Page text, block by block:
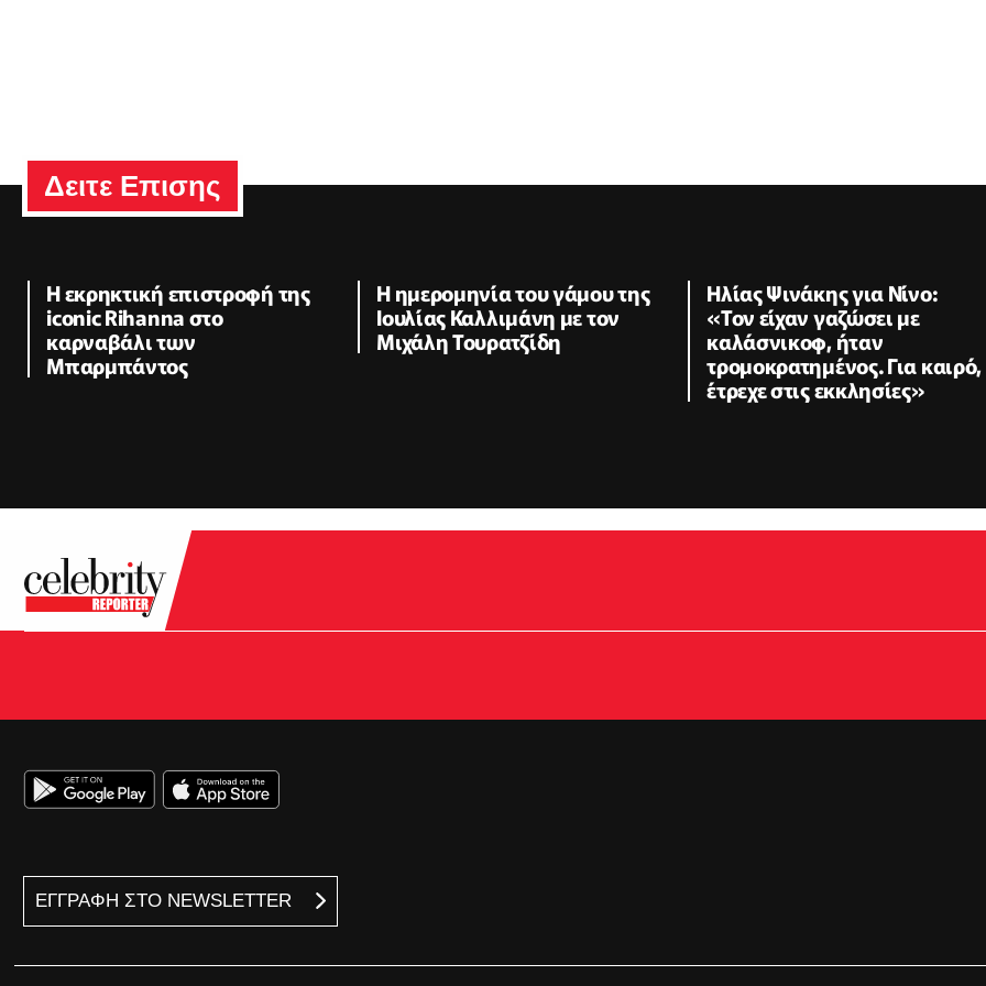
Δειτε Επισης
Η εκρηκτική επιστροφή της
iconic Rihanna στο
καρναβάλι των
Μπαρμπάντος
Η ημερομηνία του γάμου της
Ιουλίας Καλλιμάνη με τον
Μιχάλη Τουρατζίδη
Ηλίας Ψινάκης για Νίνο:
«Τον είχαν γαζώσει με
καλάσνικοφ, ήταν
τρομοκρατημένος. Για καιρό,
έτρεχε στις εκκλησίες»
ΕΓΓΡΑΦΗ ΣΤΟ NEWSLETTER